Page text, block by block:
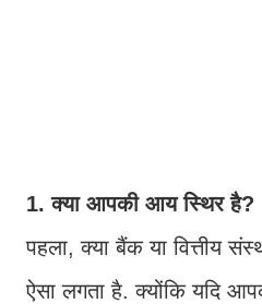
1. क्या आपकी आय स्थिर है?
पहला, क्या बैंक या वित्तीय
ऐसा लगता है. क्योंकि यदि